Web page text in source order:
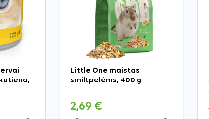
Little One maistas
smiltpelėms, 400 g
2,69 €